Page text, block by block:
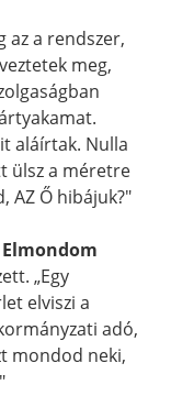
az a rendszer,
meg,
aláírtak. Nulla
ülsz a méretre
AZ Ő hibájuk?"
„Egy
elviszi a
adó,
mondod neki,